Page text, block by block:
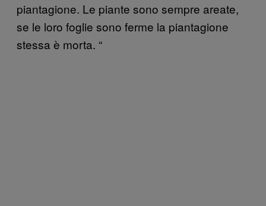
piantagione. Le piante sono sempre areate,
se le loro foglie sono ferme la piantagione
stessa è morta. “